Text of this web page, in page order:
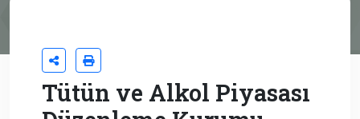
Tütün ve Alkol Piyasası